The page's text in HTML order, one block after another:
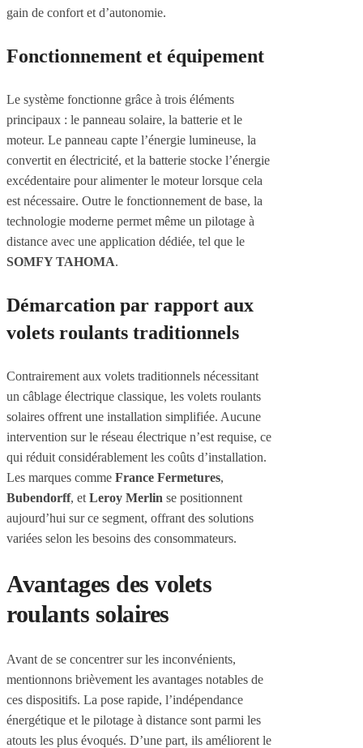
gain de confort et d’autonomie.
Fonctionnement et équipement
Le système fonctionne grâce à trois éléments
principaux : le panneau solaire, la batterie et le
moteur. Le panneau capte l’énergie lumineuse, la
convertit en électricité, et la batterie stocke l’énergie
excédentaire pour alimenter le moteur lorsque cela
est nécessaire. Outre le fonctionnement de base, la
technologie moderne permet même un pilotage à
distance avec une application dédiée, tel que le
SOMFY TAHOMA.
Démarcation par rapport aux
volets roulants traditionnels
Contrairement aux volets traditionnels nécessitant
un câblage électrique classique, les volets roulants
solaires offrent une installation simplifiée. Aucune
intervention sur le réseau électrique n’est requise, ce
qui réduit considérablement les coûts d’installation.
Les marques comme France Fermetures,
Bubendorff, et Leroy Merlin se positionnent
aujourd’hui sur ce segment, offrant des solutions
variées selon les besoins des consommateurs.
Avantages des volets
roulants solaires
Avant de se concentrer sur les inconvénients,
mentionnons brièvement les avantages notables de
ces dispositifs. La pose rapide, l’indépendance
énergétique et le pilotage à distance sont parmi les
atouts les plus évoqués. D’une part, ils améliorent le